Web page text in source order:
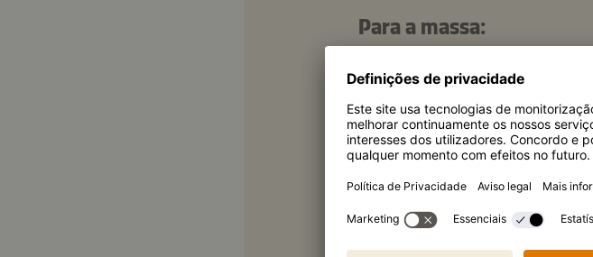
Para a massa:
100 g
de polenta
12 ½ g
de açúcar
3 ¾ g
de sal
375 ml de leite gordo